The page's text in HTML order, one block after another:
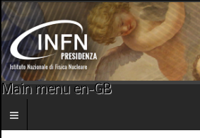
Main menu en-GB